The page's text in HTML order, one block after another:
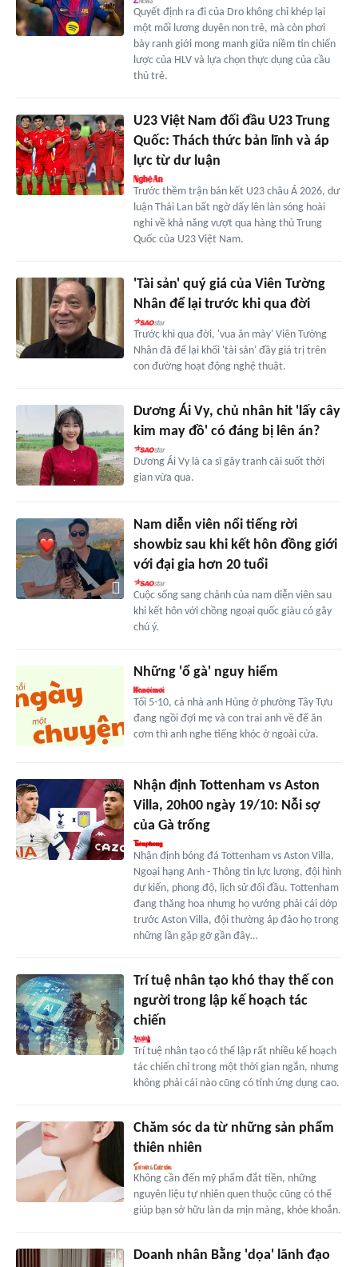
Quyết định ra đi của Dro không chỉ khép lại
một mối lương duyên non trẻ, mà còn phơi
bày ranh giới mong manh giữa niềm tin chiến
lược của HLV và lựa chọn thực dụng của cầu
thủ trẻ.
U23 Việt Nam đối đầu U23 Trung
Quốc: Thách thức bản lĩnh và áp
lực từ dư luận
Trước thềm trận bán kết U23 châu Á 2026, dư
luận Thái Lan bất ngờ dấy lên làn sóng hoài
nghi về khả năng vượt qua hàng thủ Trung
Quốc của U23 Việt Nam.
'Tài sản' quý giá của Viên Tường
Nhân để lại trước khi qua đời
Trước khi qua đời, 'vua ăn mày' Viên Tường
Nhân đã để lại khối 'tài sản' đầy giá trị trên
con đường hoạt động nghệ thuật.
Dương Ái Vy, chủ nhân hit 'lấy cây
kim may đồ' có đáng bị lên án?
Dương Ái Vy là ca sĩ gây tranh cãi suốt thời
gian vừa qua.
Nam diễn viên nổi tiếng rời
showbiz sau khi kết hôn đồng giới
với đại gia hơn 20 tuổi
Cuộc sống sang chảnh của nam diễn viên sau
khi kết hôn với chồng ngoại quốc giàu có gây
chú ý.
Những 'ổ gà' nguy hiểm
Tối 5-10, cả nhà anh Hùng ở phường Tây Tựu
đang ngồi đợi mẹ và con trai anh về để ăn
cơm thì anh nghe tiếng khóc ở ngoài cửa.
Nhận định Tottenham vs Aston
Villa, 20h00 ngày 19/10: Nỗi sợ
của Gà trống
Nhận định bóng đá Tottenham vs Aston Villa,
Ngoại hạng Anh - Thông tin lực lượng, đội hình
dự kiến, phong độ, lịch sử đối đầu. Tottenham
đang thăng hoa nhưng họ vướng phải cái dớp
trước Aston Villa, đội thường áp đảo họ trong
những lần gặp gỡ gần đây…
Trí tuệ nhân tạo khó thay thế con
người trong lập kế hoạch tác
chiến
Trí tuệ nhân tạo có thể lập rất nhiều kế hoạch
tác chiến chỉ trong một thời gian ngắn, nhưng
không phải cái nào cũng có tính ứng dụng cao.
Chăm sóc da từ những sản phẩm
thiên nhiên
Không cần đến mỹ phẩm đắt tiền, những
nguyên liệu tự nhiên quen thuộc cũng có thể
giúp bạn sở hữu làn da mịn màng, khỏe khoắn.
Doanh nhân Bằng 'dọa' lãnh đạo